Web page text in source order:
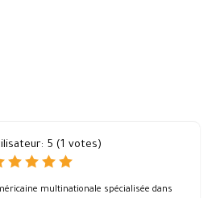
5 (1 votes)
multinationale spécialisée dans